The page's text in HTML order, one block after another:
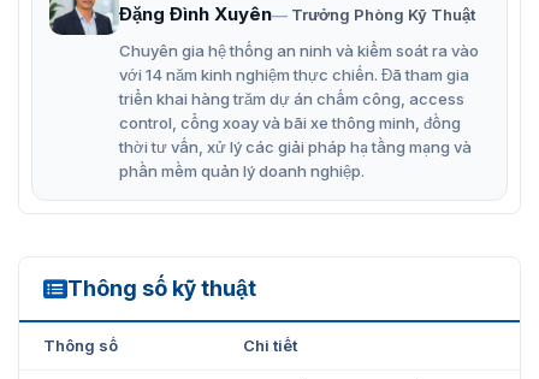
Máy chấm công bằng thẻ giấy Ronald Jack RJ2200A
Ronald Jack RJ-2200A
là dòng máy chấm công thẻ
Đặng Đình Xuyên
Trưởng Phòng Kỹ Thuật
Chuyên gia hệ thống an ninh và kiểm soát ra vào
với 14 năm kinh nghiệm thực chiến. Đã tham gia
triển khai hàng trăm dự án chấm công, access
control, cổng xoay và bãi xe thông minh, đồng
thời tư vấn, xử lý các giải pháp hạ tầng mạng và
phần mềm quản lý doanh nghiệp.
Thông số kỹ thuật
RJ2200A
Thông số Chi tiết